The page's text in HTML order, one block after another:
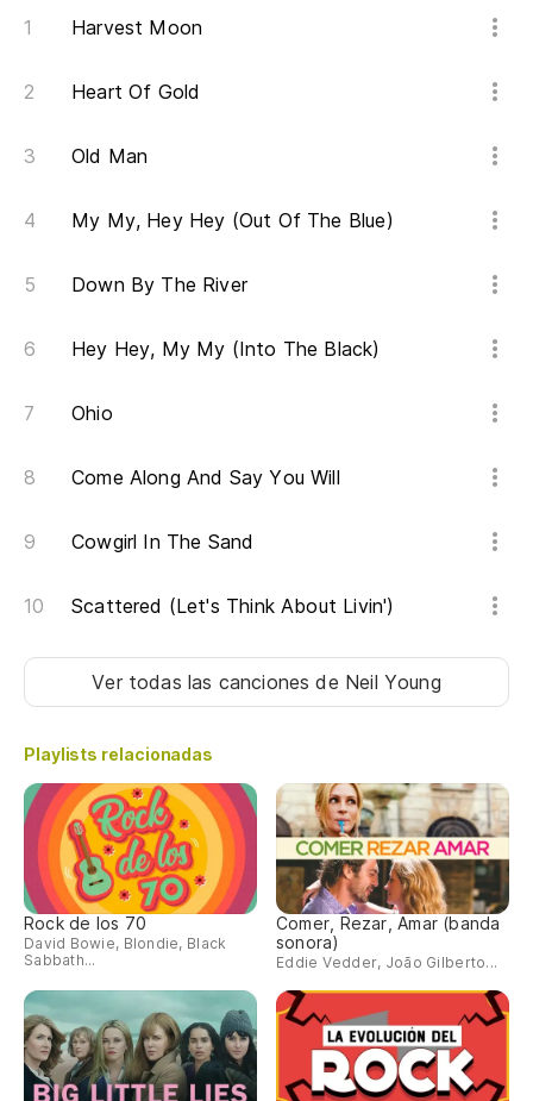
Harvest Moon
Heart Of Gold
Old Man
My My, Hey Hey (Out Of The Blue)
Down By The River
Hey Hey, My My (Into The Black)
Ohio
Come Along And Say You Will
Cowgirl In The Sand
Scattered (Let's Think About Livin')
Ver todas las cancionesde Neil Young
Playlists relacionadas
Rock de los 70
David Bowie, Blondie, Black
Sabbath...
Comer, Rezar, Amar (banda
sonora)
Eddie Vedder, João Gilberto...